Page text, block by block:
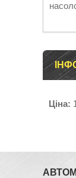
Ціна: